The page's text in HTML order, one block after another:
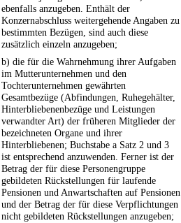
ebenfalls anzugeben. Enthält der
Konzernabschluss weitergehende Angaben zu
bestimmten Bezügen, sind auch diese
zusätzlich einzeln anzugeben;
b) die für die Wahrnehmung ihrer Aufgaben
im Mutterunternehmen und den
Tochterunternehmen gewährten
Gesamtbezüge (Abfindungen, Ruhegehälter,
Hinterbliebenenbezüge und Leistungen
verwandter Art) der früheren Mitglieder der
bezeichneten Organe und ihrer
Hinterbliebenen; Buchstabe a Satz 2 und 3
ist entsprechend anzuwenden. Ferner ist der
Betrag der für diese Personengruppe
gebildeten Rückstellungen für laufende
Pensionen und Anwartschaften auf Pensionen
und der Betrag der für diese Verpflichtungen
nicht gebildeten Rückstellungen anzugeben;